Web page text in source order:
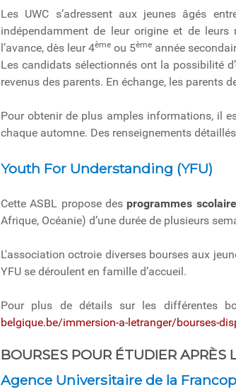
Les UWC s’adressent aux jeunes âgés
indépendamment de leur origine et de
l’avance, dès leur 4ème ou 5ème année
Les candidats sélectionnés ont la possibilité
revenus des parents. En échange, les parents
Pour obtenir de plus amples informations, il
chaque automne. Des renseignements
Youth For Understanding (YFU)
Cette ASBL propose des programmes
Afrique, Océanie) d’une durée de plusieurs
L'association octroie diverses bourses aux
YFU se déroulent en famille d’accueil.
Pour plus de détails sur les différentes
belgique.be/immersion-a-letranger/bourses-
BOURSES POUR ÉTUDIER APRÈS
Agence Universitaire de la